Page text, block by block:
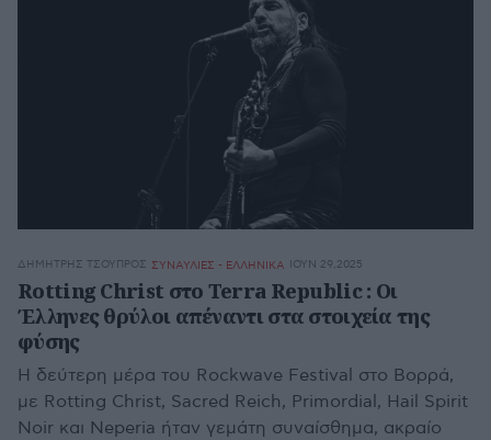
ΔΗΜΉΤΡΗΣ ΤΣΟΎΠΡΟΣ ΣΥΝΑΥΛΙΕΣ - ΕΛΛΗΝΙΚΑ ΙΟΥΝ 29,2025
Rotting Christ στο Terra Republic : Οι
Έλληνες θρύλοι απέναντι στα στοιχεία της
φύσης
Η δεύτερη μέρα του Rockwave Festival στο Βορρά,
με Rotting Christ, Sacred Reich, Primordial, Hail Spirit
Noir και Neperia ήταν γεμάτη συναίσθημα, ακραίο